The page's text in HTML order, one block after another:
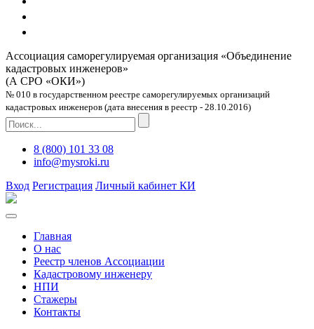
Ассоциация саморегулируемая организация «Объединение
кадастровых инженеров»
(А СРО «ОКИ»)
№ 010 в государственном реестре саморегулируемых организаций
кадастровых инженеров (дата внесения в реестр - 28.10.2016)
8 (800) 101 33 08
info@mysroki.ru
Вход Регистрация Личный кабинет КИ
Главная
О нас
Реестр членов Ассоциации
Кадастровому инженеру
НПИ
Стажеры
Контакты